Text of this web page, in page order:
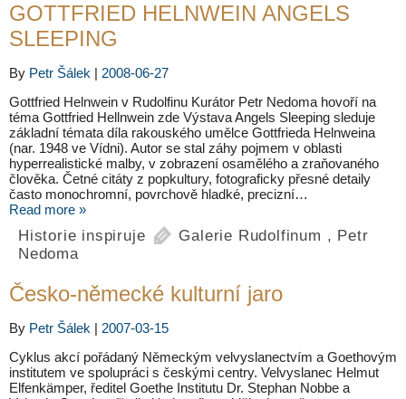
GOTTFRIED HELNWEIN ANGELS
SLEEPING
By Petr Šálek | 2008-06-27
Gottfried Helnwein v Rudolfinu Kurátor Petr Nedoma hovoří na
téma Gottfried Hellnwein zde Výstava Angels Sleeping sleduje
základní témata díla rakouského umělce Gottfrieda Helnweina
(nar. 1948 ve Vídni). Autor se stal záhy pojmem v oblasti
hyperrealistické malby, v zobrazení osamělého a zraňovaného
člověka. Četné citáty z popkultury, fotograficky přesné detaily
často monochromní, povrchově hladké, precizní…
Read more »
Historie inspiruje Galerie Rudolfinum , Petr
Nedoma
Česko-německé kulturní jaro
By Petr Šálek | 2007-03-15
Cyklus akcí pořádaný Německým velvyslanectvím a Goethovým
institutem ve spolupráci s českými centry. Velvyslanec Helmut
Elfenkämper, ředitel Goethe Institutu Dr. Stephan Nobbe a